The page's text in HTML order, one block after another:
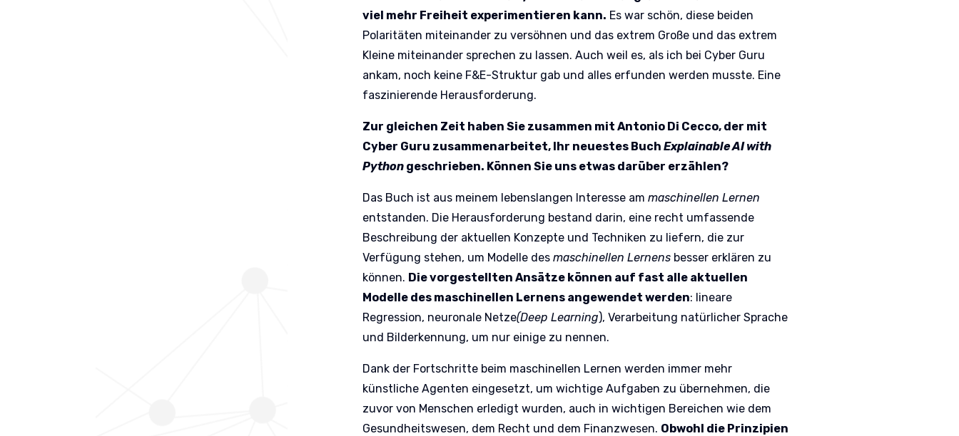
viel mehr Freiheit experimentieren kann. Es war schön, diese beiden
Polaritäten miteinander zu versöhnen und das extrem Große und das extrem
Kleine miteinander sprechen zu lassen. Auch weil es, als ich bei Cyber Guru
ankam, noch keine F&E-Struktur gab und alles erfunden werden musste. Eine
faszinierende Herausforderung.
Zur gleichen Zeit haben Sie zusammen mit Antonio Di Cecco, der mit
Cyber Guru zusammenarbeitet, Ihr neuestes Buch Explainable AI with
Pythongeschrieben. Können Sie uns etwas darüber erzählen?
Das Buch ist aus meinem lebenslangen Interesse am maschinellen Lernen
entstanden. Die Herausforderung bestand darin, eine recht umfassende
Beschreibung der aktuellen Konzepte und Techniken zu liefern, die zur
Verfügung stehen, um Modelle des maschinellen Lernensbesser erklären zu
können. Die vorgestellten Ansätze können auf fast alle aktuellen
Modelle des maschinellen Lernens angewendet werden: lineare
Regression, neuronale Netze(Deep Learning), Verarbeitung natürlicher Sprache
und Bilderkennung, um nur einige zu nennen.
Dank der Fortschritte beim maschinellen Lernen werden immer mehr
künstliche Agenten eingesetzt, um wichtige Aufgaben zu übernehmen, die
zuvor von Menschen erledigt wurden, auch in wichtigen Bereichen wie dem
Gesundheitswesen, dem Recht und dem Finanzwesen. Obwohl die Prinzipien